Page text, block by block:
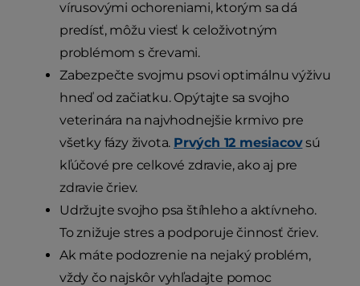
vírusovými ochoreniami, ktorým sa dá
predísť, môžu viesť k celoživotným
problémom s črevami.
Zabezpečte svojmu psovi optimálnu výživu
hneď od začiatku. Opýtajte sa svojho
veterinára na najvhodnejšie krmivo pre
všetky fázy života. Prvých 12 mesiacovsú
kľúčové pre celkové zdravie, ako aj pre
zdravie čriev.
Udržujte svojho psa štíhleho a aktívneho.
To znižuje stres a podporuje činnosť čriev.
Ak máte podozrenie na nejaký problém,
vždy čo najskôr vyhľadajte pomoc